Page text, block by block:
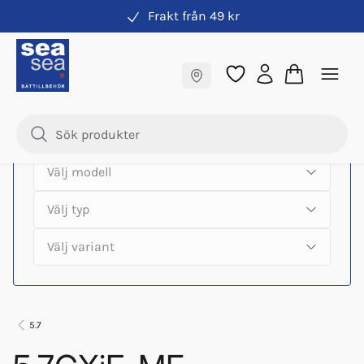
Frakt från 49 kr
Samma pris online & i butik
Hitta rätt produkter till din båtmotor
5.7